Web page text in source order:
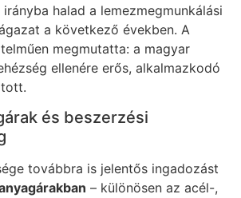
halad a lemezmegmunkálási
a következő években. A
megmutatta: a magyar
ellenére erős, alkalmazkodó
és beszerzési
továbbra is jelentős ingadozást
– különösen az acél-,